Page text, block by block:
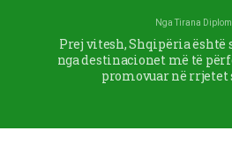
NgaTirana
Prej vitesh, Shqipëria është
nga destinacionet më të
promovuar në rrjetet